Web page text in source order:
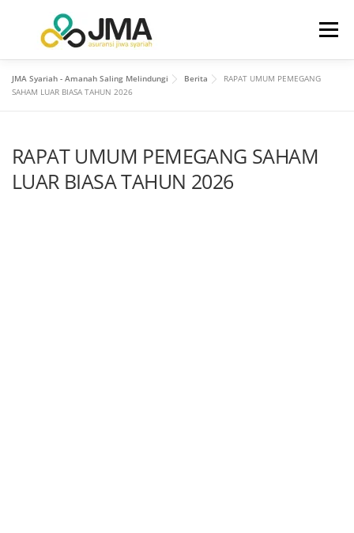
Menu
BERANDA TENTANG KAMI
HUBUNGAN INVESTOR PRODUK LAYANAN
JMA Syariah - Amanah Saling Melindungi Berita
RAPAT UMUM PEMEGANG
SAHAM LUAR BIASA TAHUN 2026
RAPAT UMUM PEMEGANG SAHAM
LUAR BIASA TAHUN 2026